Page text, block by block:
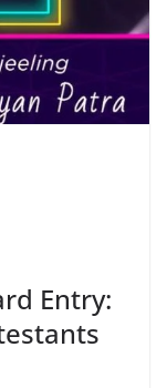
Entry: